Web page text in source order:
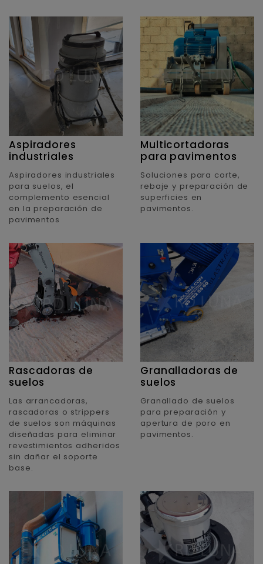
Aspiradores
industriales
Aspiradores industriales
para suelos, el
complemento esencial
en la preparación de
pavimentos
Multicortadoras
para pavimentos
Soluciones para corte,
rebaje y preparación de
superficies en
pavimentos.
Rascadoras de
suelos
Las arrancadoras,
rascadoras o strippers
de suelos son máquinas
diseñadas para eliminar
revestimientos adheridos
sin dañar el soporte
base.
Granalladoras de
suelos
Granallado de suelos
para preparación y
apertura de poro en
pavimentos.